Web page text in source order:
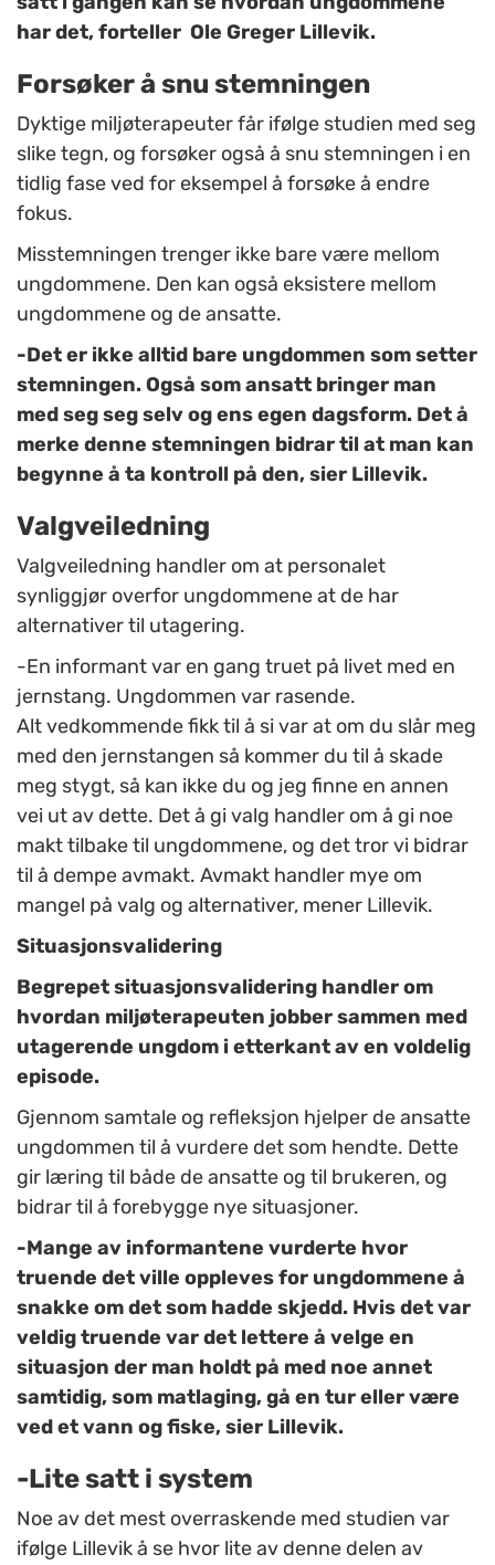
har det, forteller Ole Greger Lillevik.
Forsøker å snu stemningen
Dyktige miljøterapeuter får ifølge studien med seg
slike tegn, og forsøker også å snu stemningen i en
tidlig fase ved for eksempel å forsøke å endre
fokus.
Misstemningen trenger ikke bare være mellom
ungdommene. Den kan også eksistere mellom
ungdommene og de ansatte.
-Det er ikke alltid bare ungdommen som setter
stemningen. Også som ansatt bringer man
med seg seg selv og ens egen dagsform. Det å
merke denne stemningen bidrar til at man kan
begynne å ta kontroll på den, sier Lillevik.
Valgveiledning
Valgveiledning handler om at personalet
synliggjør overfor ungdommene at de har
alternativer til utagering.
-En informant var en gang truet på livet med en
jernstang. Ungdommen var rasende.
Alt vedkommende fikk til å si var at om du slår meg
med den jernstangen så kommer du til å skade
meg stygt, så kan ikke du og jeg finne en annen
vei ut av dette. Det å gi valg handler om å gi noe
makt tilbake til ungdommene, og det tror vi bidrar
til å dempe avmakt. Avmakt handler mye om
mangel på valg og alternativer, mener Lillevik.
Situasjonsvalidering
Begrepet situasjonsvalidering handler om
hvordan miljøterapeuten jobber sammen med
utagerende ungdom i etterkant av en voldelig
episode.
Gjennom samtale og refleksjon hjelper de ansatte
ungdommen til å vurdere det som hendte. Dette
gir læring til både de ansatte og til brukeren, og
bidrar til å forebygge nye situasjoner.
-Mange av informantene vurderte hvor
truende det ville oppleves for ungdommene å
snakke om det som hadde skjedd. Hvis det var
veldig truende var det lettere å velge en
situasjon der man holdt på med noe annet
samtidig, som matlaging, gå en tur eller være
ved et vann og fiske, sier Lillevik.
-Lite satt i system
Noe av det mest overraskende med studien var
ifølge Lillevik å se hvor lite av denne delen av